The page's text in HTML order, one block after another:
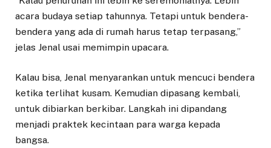
acara budaya setiap tahunnya. Tetapi untuk bendera-
bendera yang ada di rumah harus tetap terpasang,”
jelas Jenal usai memimpin upacara.
Kalau bisa, Jenal menyarankan untuk mencuci bendera
ketika terlihat kusam. Kemudian dipasang kembali,
untuk dibiarkan berkibar. Langkah ini dipandang
menjadi praktek kecintaan para warga kepada
bangsa.